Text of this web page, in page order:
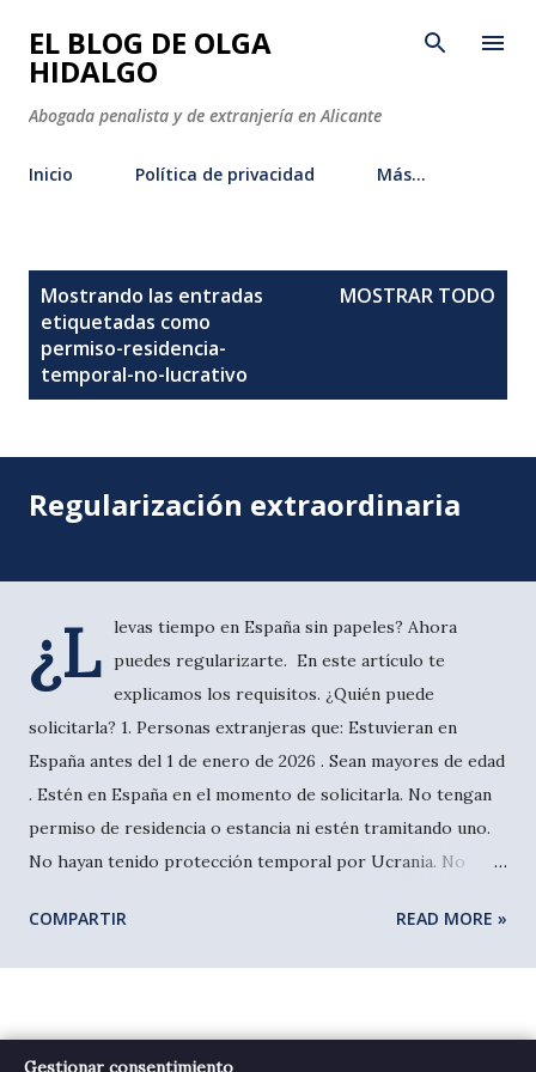
Ir al contenido principal
EL BLOG DE OLGA
HIDALGO
Abogada penalista y de extranjería en Alicante
Inicio Política de privacidad Más…
Mostrando las entradas
etiquetadas como
permiso-residencia-
temporal-no-lucrativo
MOSTRAR TODO
Regularización extraordinaria
¿L
levas tiempo en España sin papeles? Ahora
puedes regularizarte. En este artículo te
explicamos los requisitos. ¿Quién puede
solicitarla? 1. Personas extranjeras que: Estuvieran en
España antes del 1 de enero de 2026 . Sean mayores de edad
. Estén en España en el momento de solicitarla. No tengan
permiso de residencia o estancia ni estén tramitando uno.
No hayan tenido protección temporal por Ucrania. No
ser resuelta la solicitud). No supongan riesgo para la
automática, causa de denegación de la autorización. No
tengan prohibida la entrada en España. Hayan pagado la
COMPARTIR READ MORE »
No se ha encontrado ningún resultado
Gestionar consentimiento